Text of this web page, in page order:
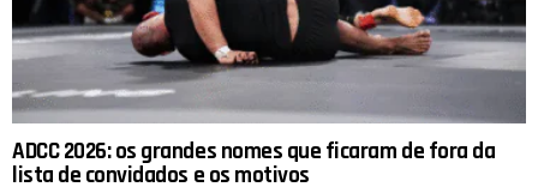
ADCC 2026: os grandes nomes que ficaram de fora da
lista de convidados e os motivos